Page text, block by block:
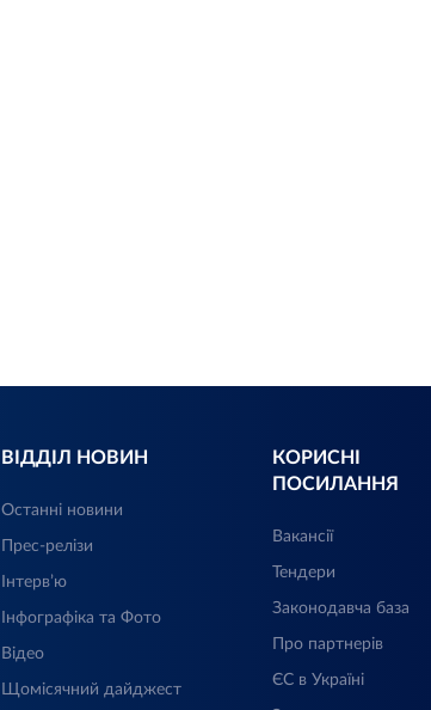
ВІДДІЛ НОВИН
Останні новини
Прес-релізи
Інтерв’ю
Інфографіка та Фото
Відео
Щомісячний дайджест
КОРИСНІ
ПОСИЛАННЯ
Вакансії
Тендери
Законодавча база
Про партнерів
ЄС в Україні